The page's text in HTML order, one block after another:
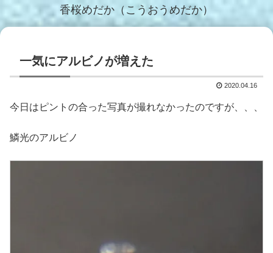
香桜めだか（こうおうめだか）
一気にアルビノが増えた
2020.04.16
今日はピントの合った写真が撮れなかったのですが、、、
鱗光のアルビノ